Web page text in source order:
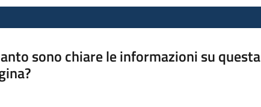
sono chiare le informazioni su questa